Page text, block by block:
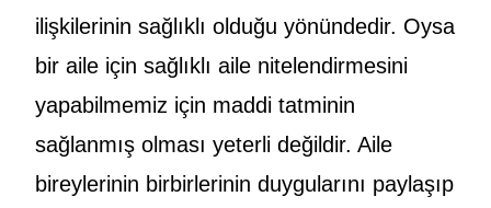
ilişkilerinin sağlıklı olduğu yönündedir. Oysa
bir aile için sağlıklı aile nitelendirmesini
yapabilmemiz için maddi tatminin
sağlanmış olması yeterli değildir. Aile
bireylerinin birbirlerinin duygularını paylaşıp